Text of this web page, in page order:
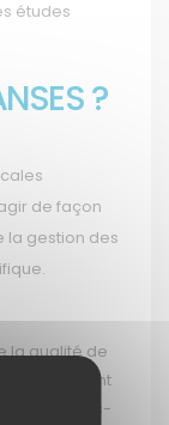
études
?
de façon
la gestion des
la qualité de
intègrent
celles-